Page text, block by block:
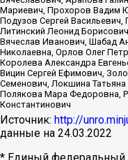
Мариевич, Прохоров Вадим
Подузов Сергей
Литинский Леонид
Вячеслав Иванович, Шабад
Николаевна, Орлов Олег
Королева Александра
Вицин Сергей Ефимович,
Семенович, Локшина
Полякова Мара Федоровна,
Константинович
Источник: http://
данные на 24.03.2022